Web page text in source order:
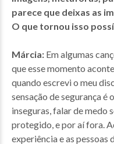
parece que deixas as
O que tornou isso
Márcia: Em algumas
que esse momento
quando escrevi o meu
sensação de segurança é
inseguras, falar de medo
protegido, e por aí fora.
experiência e as pessoas